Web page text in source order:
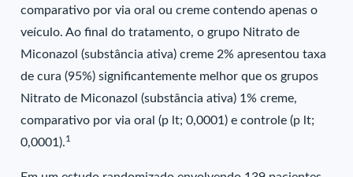
comparativo por via oral ou creme contendo apenas o
veículo. Ao final do tratamento, o grupo Nitrato de
Miconazol (substância ativa) creme 2% apresentou taxa
de cura (95%) significantemente melhor que os grupos
Nitrato de Miconazol (substância ativa) 1% creme,
comparativo por via oral (p lt; 0,0001) e controle (p lt;
0,0001).1